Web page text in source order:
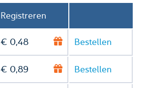
Registreren
€ 0,48 Bestellen
€ 0,89 Bestellen